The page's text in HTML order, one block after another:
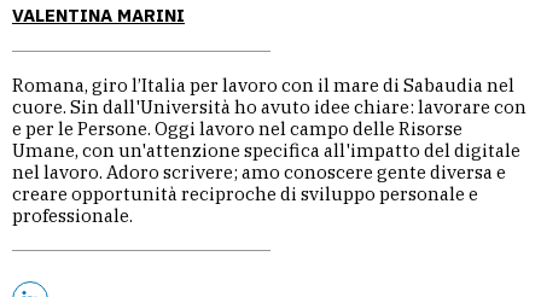
VALENTINA MARINI
Romana, giro l’Italia per lavoro con il mare di Sabaudia nel
cuore. Sin dall'Università ho avuto idee chiare: lavorare con
e per le Persone. Oggi lavoro nel campo delle Risorse
Umane, con un'attenzione specifica all'impatto del digitale
nel lavoro. Adoro scrivere; amo conoscere gente diversa e
creare opportunità reciproche di sviluppo personale e
professionale.